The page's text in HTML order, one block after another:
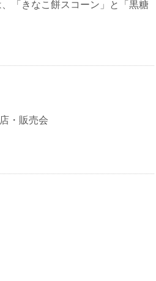
「きなこ餅スコーン」と「黒糖
・販売会